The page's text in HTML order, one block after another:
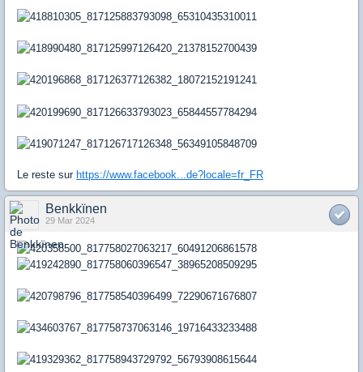
Le reste sur https://www.facebook...de?locale=fr_FR
Benkkïnen
29 Mar 2024